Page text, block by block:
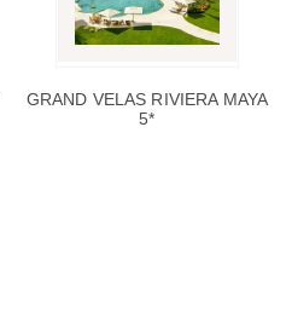
GRAND VELAS RIVIERA MAYA
5*